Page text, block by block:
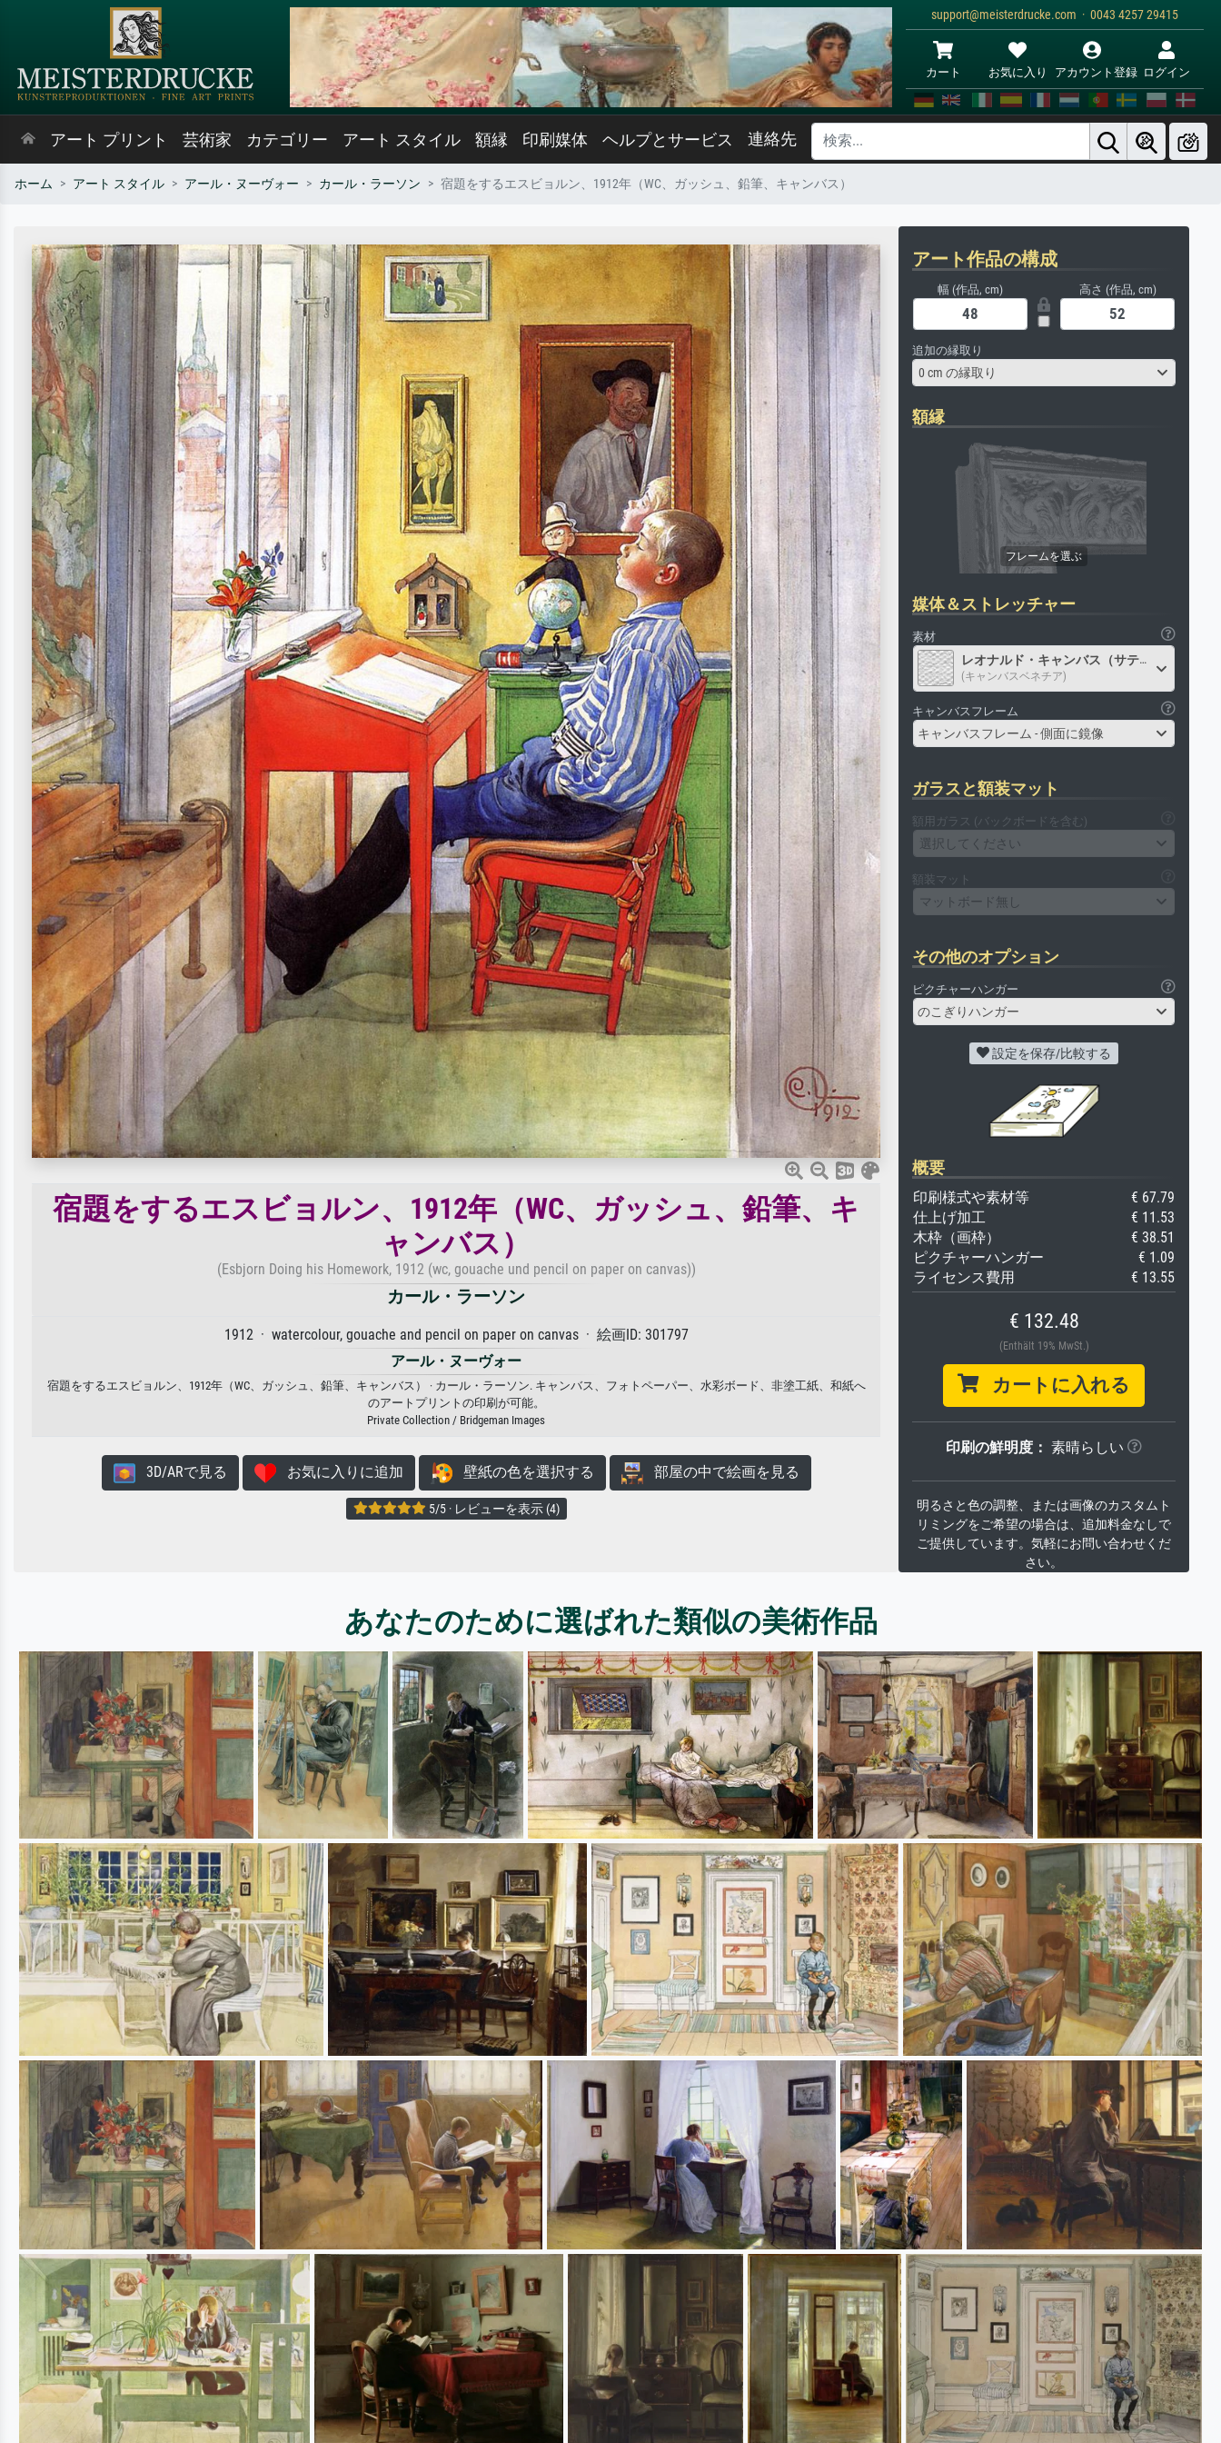
support@meisterdrucke.com · 0043 4257 29415
カート お気に入り アカウント登録 ログイン
アート プリント 芸術家 カテゴリー アート スタイル 額縁 印刷媒体 ヘルプとサービス 連絡先
ホーム アート スタイル アール・ヌーヴォー カール・ラーソン 宿題をするエスビョルン、1912年（WC、ガッシュ、鉛筆、キャンバス）
宿題をするエスビョルン、1912年（WC、ガッシュ、鉛筆、キ
ャンバス）
(Esbjorn Doing his Homework, 1912 (wc, gouache und pencil on paper on canvas))
カール・ラーソン
1912 · watercolour, gouache and pencil on paper on canvas · 絵画ID: 301797
アール・ヌーヴォー
宿題をするエスビョルン、1912年（WC、ガッシュ、鉛筆、キャンバス） · カール・ラーソン. キャンバス、フォトペーパー、水彩ボード、非塗工紙、和紙へ
のアートプリントの印刷が可能。
Private Collection / Bridgeman Images
3D/ARで見る お気に入りに追加 壁紙の色を選択する 部屋の中で絵画を見る
5/5 · レビューを表示 (4)
アート作品の構成
幅 (作品, cm) 高さ (作品, cm)
追加の縁取り
0 cm の縁取り
額縁
媒体＆ストレッチャー
素材
レオナルド・キャンバス（サテン）
(キャンバスベネチア)
キャンバスフレーム
キャンバスフレーム - 側面に鏡像
ガラスと額装マット
額用ガラス (バックボードを含む)
選択してください
額装マット
マットボード無し
その他のオプション
ピクチャーハンガー
のこぎりハンガー
設定を保存/比較する
概要
印刷様式や素材等
€ 67.79
仕上げ加工
€ 11.53
木枠（画枠）
€ 38.51
ピクチャーハンガー
€ 1.09
ライセンス費用
€ 13.55
€ 132.48
(Enthält 19% MwSt.)
カートに入れる
印刷の鮮明度： 素晴らしい
明るさと色の調整、または画像のカスタムト
リミングをご希望の場合は、追加料金なしで
ご提供しています。気軽にお問い合わせくだ
さい。
あなたのために選ばれた類似の美術作品